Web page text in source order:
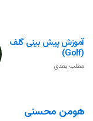
آموزش پیش بینی گلف
(Golf)
مطلب بعدی
هومن محسنی